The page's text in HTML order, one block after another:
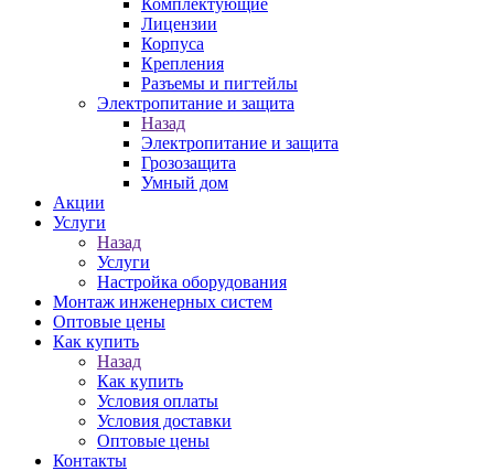
Комплектующие
Лицензии
Корпуса
Крепления
Разъемы и пигтейлы
Электропитание и защита
Назад
Электропитание и защита
Грозозащита
Умный дом
Акции
Услуги
Назад
Услуги
Настройка оборудования
Монтаж инженерных систем
Оптовые цены
Как купить
Назад
Как купить
Условия оплаты
Условия доставки
Оптовые цены
Контакты